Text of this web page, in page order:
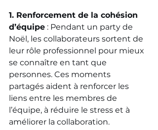
1. Renforcement de la cohésion
d’équipe : Pendant un party de
Noël, les collaborateurs sortent de
leur rôle professionnel pour mieux
se connaître en tant que
personnes. Ces moments
partagés aident à renforcer les
liens entre les membres de
l’équipe, à réduire le stress et à
améliorer la collaboration.